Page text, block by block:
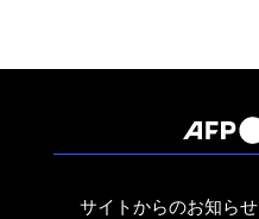
サイトからのお知らせ